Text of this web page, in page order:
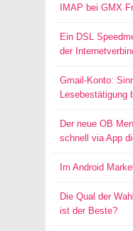
IMAP bei GMX
Ein DSL
der
Gmail-Konto:
Lesebestätigung
Der neue OB
schnell via App
Im Android
Die Qual der
ist der Beste?